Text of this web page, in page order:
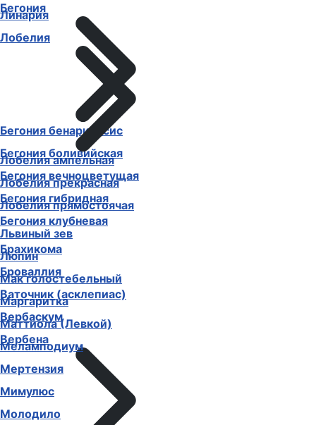
Бегония
Бегония бенариенсис
Бегония боливийская
Бегония вечноцветущая
Бегония гибридная
Бегония клубневая
Брахикома
Броваллия
Ваточник (асклепиас)
Вербаскум
Вербена
Линария
Лобелия
Лобелия ампельная
Лобелия прекрасная
Лобелия прямостоячая
Львиный зев
Люпин
Мак голостебельный
Маргаритка
Маттиола (Левкой)
Меламподиум
Мертензия
Мимулюс
Молодило